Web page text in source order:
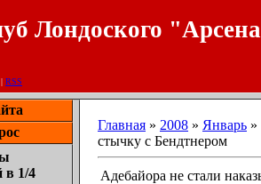
Лондоского
| RSS
в 1/4
Главная » 2008 » Январь »
стычку с Бендтнером
Адебайора не стали